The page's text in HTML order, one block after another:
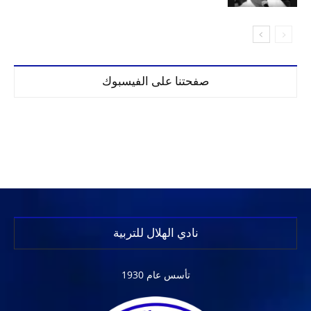
صفحتنا على الفيسبوك
نادي الهلال للتربية
تأسس عام 1930